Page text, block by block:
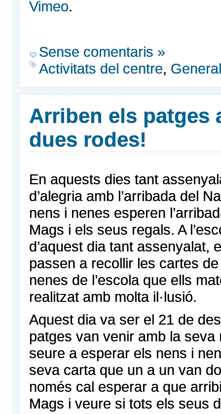
Vimeo.
Sense comentaris »
Activitats del centre, General
Arriben els patges
dues rodes!
En aquests dies tant
d’alegria amb l’arribada del
nens i nenes esperen
Mags i els seus regals. A
d’aquest dia tant assenyalat,
passen a recollir les cartes
nenes de l’escola que ells
realitzat amb molta il·lusió.
Aquest dia va ser el 21 de
patges van venir amb la seva
seure a esperar els nens i
seva carta que un a un van
només cal esperar a que
Mags i veure si tots els seus